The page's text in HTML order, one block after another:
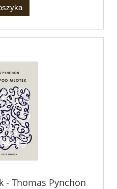
- Thomas Pynchon